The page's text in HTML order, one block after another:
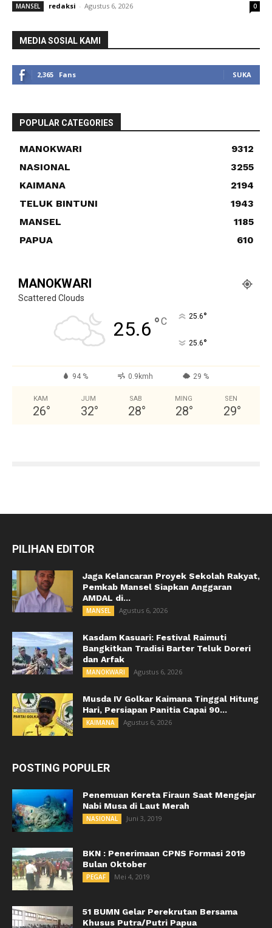
MANSEL redaksi - Agustus 6, 2026 0
MEDIA SOSIAL KAMI
2,365 Fans SUKA
POPULAR CATEGORIES
MANOKWARI
9312
NASIONAL
3255
KAIMANA
2194
TELUK BINTUNI
1943
MANSEL
1185
PAPUA
610
MANOKWARI
Scattered Clouds
25.6 °C 25.6°
25.6°
94 % 0.9kmh 29 %
KAM
26°
JUM
32°
SAB
28°
MING
28°
SEN
29°
PILIHAN EDITOR
Jaga Kelancaran Proyek Sekolah Rakyat,
Pemkab Mansel Siapkan Anggaran
AMDAL di...
MANSEL Agustus 6, 2026
Kasdam Kasuari: Festival Raimuti
Bangkitkan Tradisi Barter Teluk Doreri
dan Arfak
MANOKWARI Agustus 6, 2026
Musda IV Golkar Kaimana Tinggal Hitung
Hari, Persiapan Panitia Capai 90...
KAIMANA Agustus 6, 2026
POSTING POPULER
Penemuan Kereta Firaun Saat Mengejar
Nabi Musa di Laut Merah
NASIONAL Juni 3, 2019
BKN : Penerimaan CPNS Formasi 2019
Bulan Oktober
PEGAF Mei 4, 2019
51 BUMN Gelar Perekrutan Bersama
Khusus Putra/Putri Papua